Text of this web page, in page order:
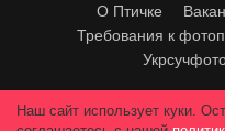
О Птичке
Требования к
Любое использование
редакции.
Наш сайт использует куки.